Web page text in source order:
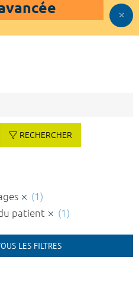
RECHERCHER
(1)
patient
(1)
LES FILTRES